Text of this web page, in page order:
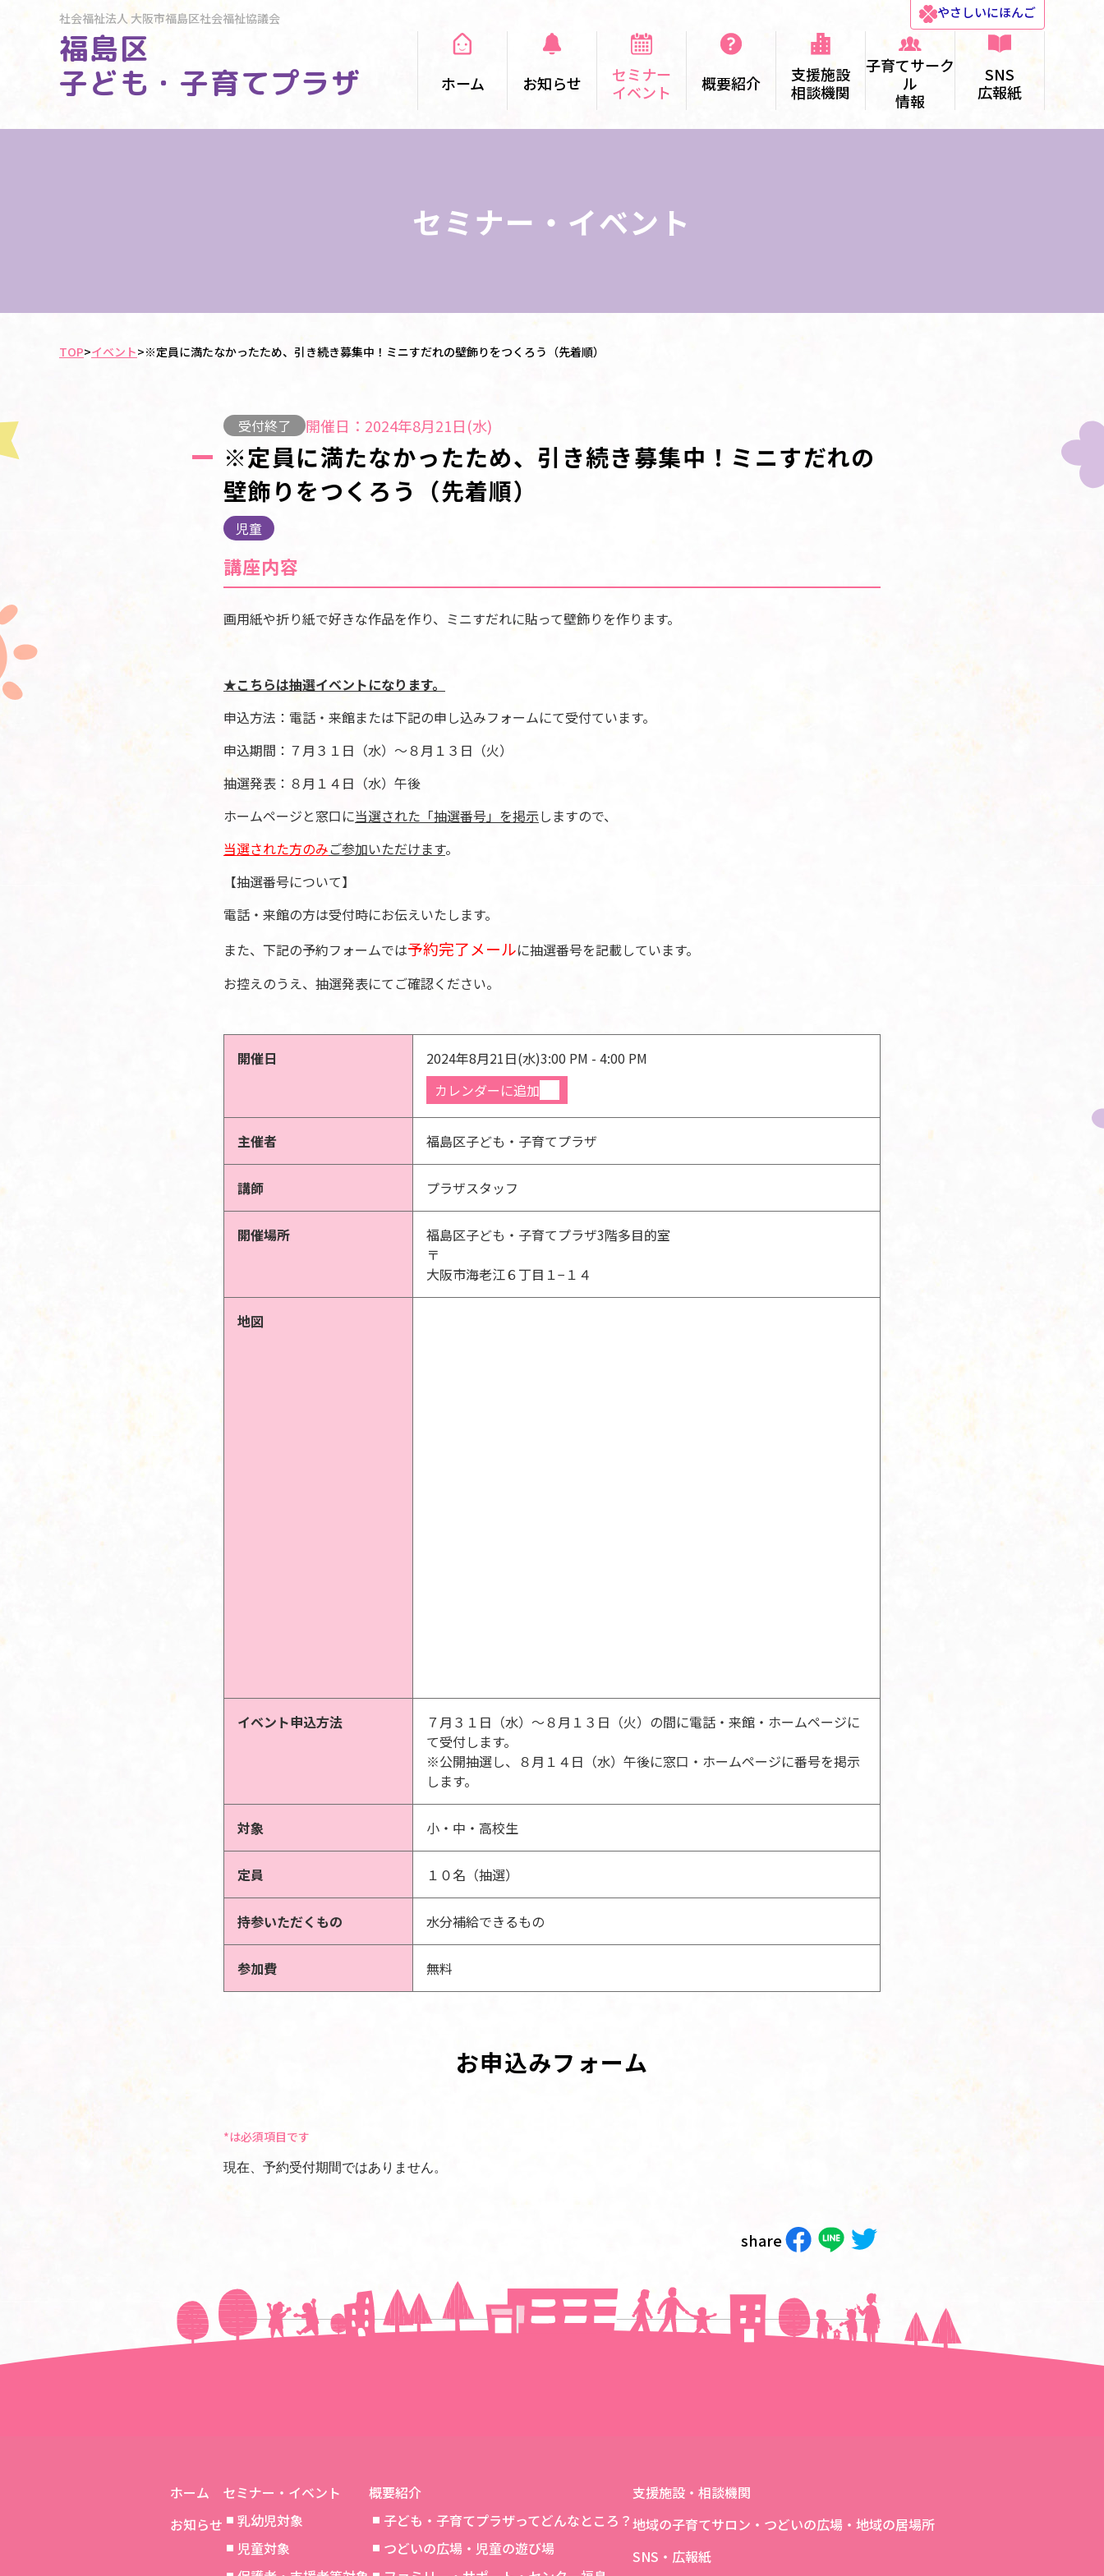
社会福祉法人大阪市福島区社会福祉協議会
福島区
子ども・子育てプラザ
やさしいにほんご
ホーム お知らせ
セミナー
イベント
概要紹介
支援施設
相談機関
子育てサーク
ル
情報
SNS
広報紙
セミナー・イベント
TOP>イベント>※定員に満たなかったため、引き続き募集中！ミニすだれの壁飾りをつくろう（先着順）
受付終了 開催日：2024年8月21日(水)
※定員に満たなかったため、引き続き募集中！ミニすだれの
壁飾りをつくろう（先着順）
児童
講座内容
画用紙や折り紙で好きな作品を作り、ミニすだれに貼って壁飾りを作ります。
★こちらは抽選イベントになります。
申込方法：電話・来館または下記の申し込みフォームにて受付ています。
申込期間：７月３１日（水）～８月１３日（火）
抽選発表：８月１４日（水）午後
ホームページと窓口に当選された「抽選番号」を掲示しますので、
当選された方のみご参加いただけます。
【抽選番号について】
電話・来館の方は受付時にお伝えいたします。
また、下記の予約フォームでは予約完了メールに抽選番号を記載しています。
お控えのうえ、抽選発表にてご確認ください。
開催日 2024年8月21日(水)3:00 PM - 4:00 PM
カレンダーに追加
主催者 福島区子ども・子育てプラザ
講師 プラザスタッフ
開催場所
福島区子ども・子育てプラザ3階多目的室
〒
大阪市海老江６丁目１−１４
地図
イベント申込方法
７月３１日（水）～８月１３日（火）の間に電話・来館・ホームページに
て受付します。
※公開抽選し、８月１４日（水）午後に窓口・ホームページに番号を掲示
します。
対象 小・中・高校生
定員 １０名（抽選）
持参いただくもの 水分補給できるもの
参加費 無料
お申込みフォーム
*は必須項目です
現在、予約受付期間ではありません。
share
＜＜前の記事へ 次の記事へ＞＞
ホーム
お知らせ
セミナー・イベント
乳幼児対象
児童対象
概要紹介
子ども・子育てプラザってどんなところ？
つどいの広場・児童の遊び場
支援施設・相談機関
地域の子育てサロン・つどいの広場・地域の居場所
SNS・広報紙